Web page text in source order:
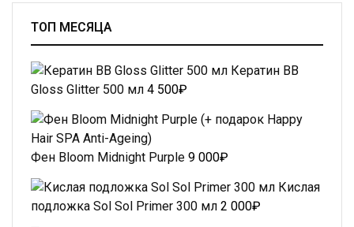
ТОП МЕСЯЦА
Кератин BB
Gloss Glitter 500 мл 4 500₽
Фен Bloom Midnight Purple 9 000₽
Кислая
подложка Sol Sol Primer 300 мл 2 000₽